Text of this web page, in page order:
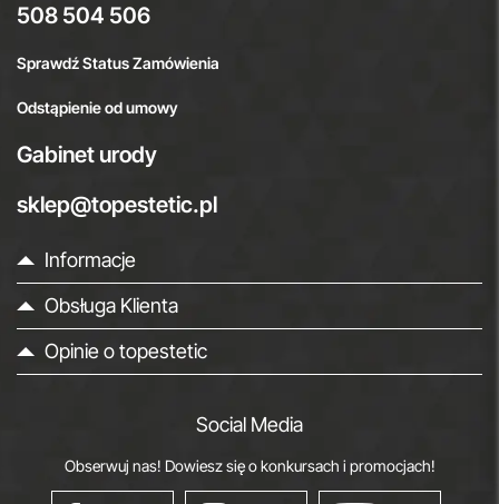
508 504 506
Sprawdź Status Zamówienia
Odstąpienie od umowy
Gabinet urody
sklep@topestetic.pl
Informacje
Obsługa Klienta
Opinie o topestetic
Social Media
Obserwuj nas! Dowiesz się o konkursach i promocjach!